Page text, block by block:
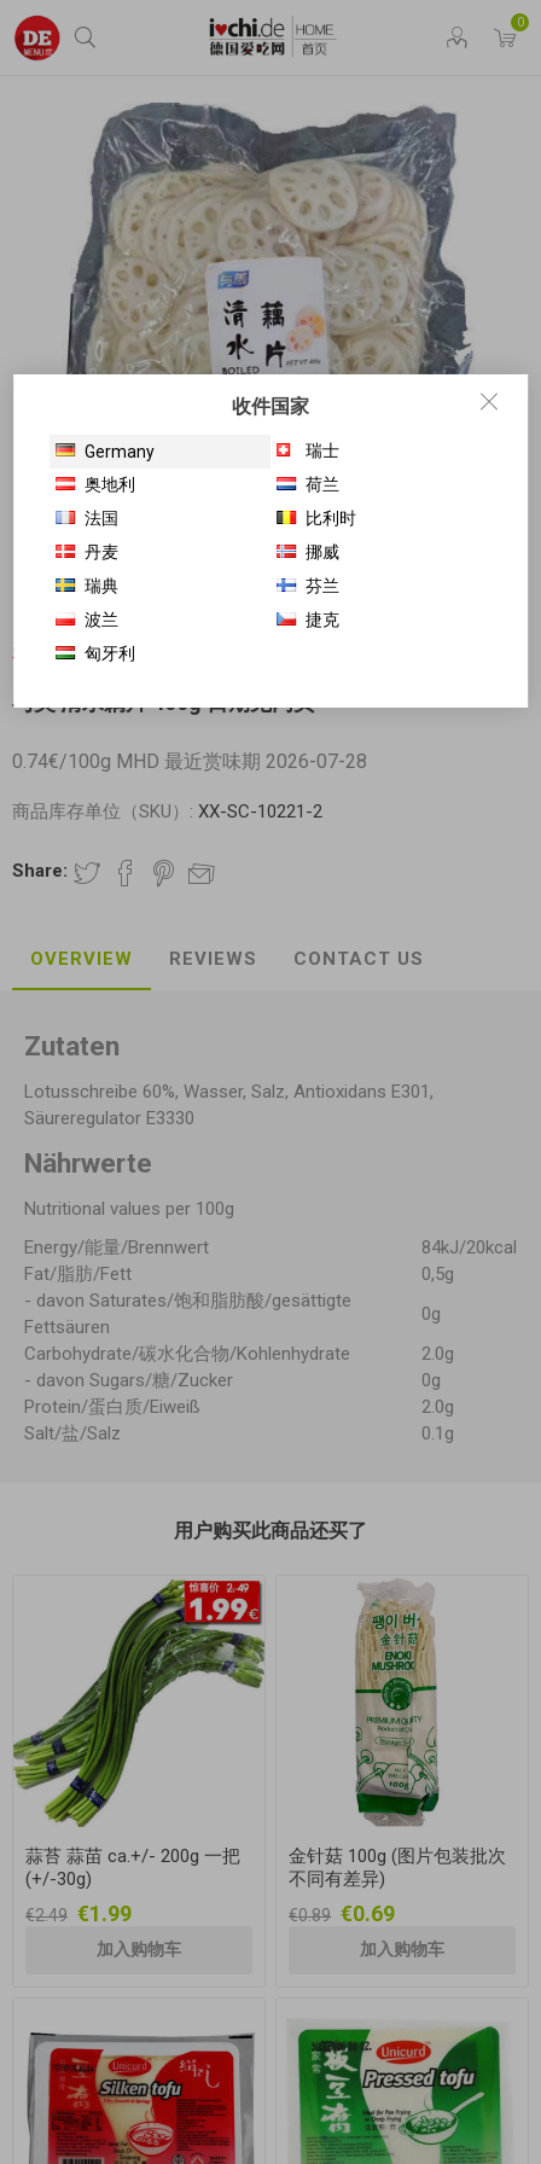
0
对不起-这个产品已经不再提供
与美 清水藕片 400g 日期见内页
0.74€/100g MHD 最近赏味期 2026-07-28
商品库存单位（SKU）: XX-SC-10221-2
Share:
OVERVIEW REVIEWS CONTACT US
Zutaten
Lotusschreibe 60%, Wasser, Salz, Antioxidans E301,
Säureregulator E3330
Nährwerte
Nutritional values per 100g
Energy/能量/Brennwert
84kJ/20kcal
Fat/脂肪/Fett
0,5g
- davon Saturates/饱和脂肪酸/gesättigte
Fettsäuren
0g
Carbohydrate/碳水化合物/Kohlenhydrate
2.0g
- davon Sugars/糖/Zucker
0g
Protein/蛋白质/Eiweiß
2.0g
Salt/盐/Salz
0.1g
用户购买此商品还买了
蒜苔 蒜苗 ca.+/- 200g 一把
(+/-30g)
€2.49 €1.99
金针菇 100g (图片包装批次
不同有差异)
€0.89 €0.69
收件国家
Germany
瑞士
奥地利
荷兰
法国
比利时
丹麦
挪威
瑞典
芬兰
波兰
捷克
匈牙利